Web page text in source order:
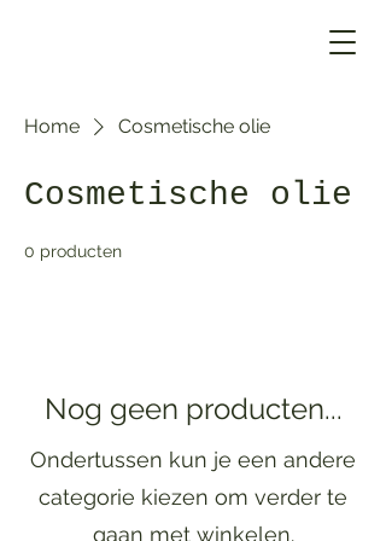
Home Cosmetische olie
Cosmetische olie
0 producten
Nog geen producten...
Ondertussen kun je een andere
categorie kiezen om verder te
gaan met winkelen.